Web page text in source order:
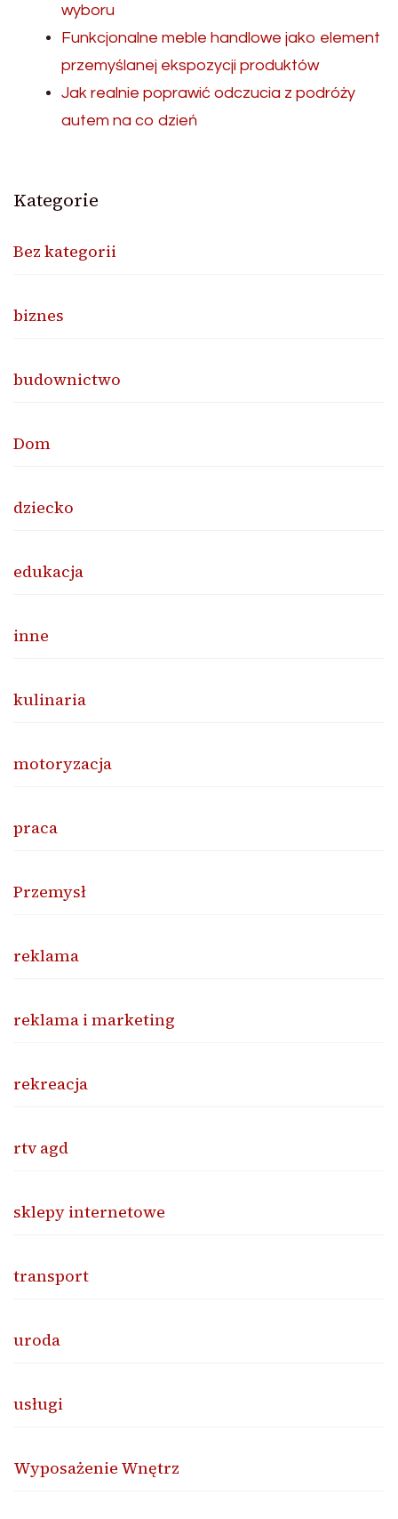
wyboru
Funkcjonalne meble handlowe jako element
przemyślanej ekspozycji produktów
Jak realnie poprawić odczucia z podróży
autem na co dzień
Kategorie
Bez kategorii
biznes
budownictwo
Dom
dziecko
edukacja
inne
kulinaria
motoryzacja
praca
Przemysł
reklama
reklama i marketing
rekreacja
rtv agd
sklepy internetowe
transport
uroda
usługi
Wyposażenie Wnętrz